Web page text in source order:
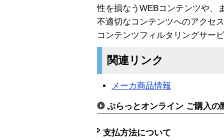
性を損なうWEBコンテンツや、
不適切なコンテンツへのアクセ
コンテンツフィルタリングサー
関連リンク
メーカ商品情報
ぷらっとオンライン ご購入の
支払方法について